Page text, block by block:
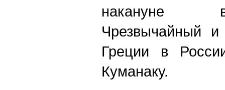
накануне
Чрезвычайный
Греции в
Куманаку.